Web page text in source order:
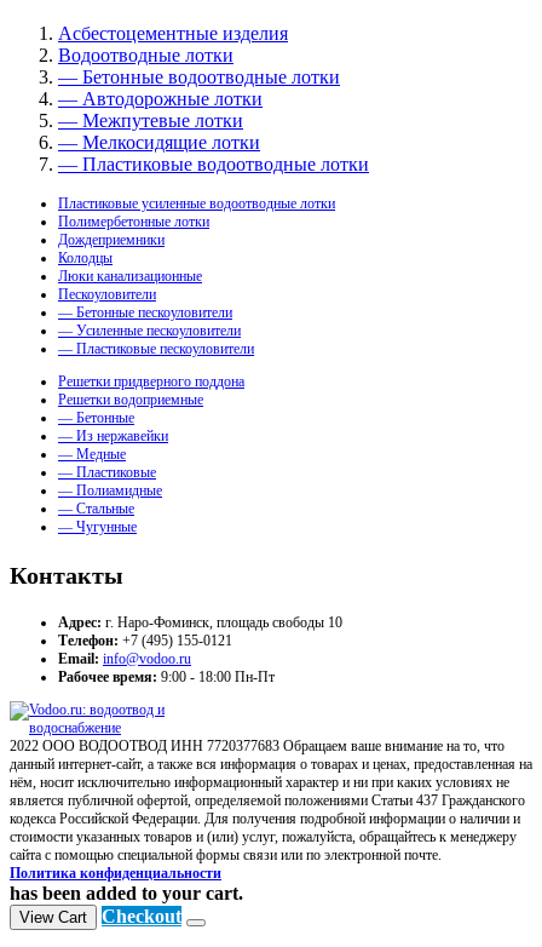
Асбестоцементные изделия
Водоотводные лотки
— Бетонные водоотводные лотки
— Автодорожные лотки
— Межпутевые лотки
— Мелкосидящие лотки
— Пластиковые водоотводные лотки
Пластиковые усиленные водоотводные лотки
Полимербетонные лотки
Дождеприемники
Колодцы
Люки канализационные
Пескоуловители
— Бетонные пескоуловители
— Усиленные пескоуловители
— Пластиковые пескоуловители
Решетки придверного поддона
Решетки водоприемные
— Бетонные
— Из нержавейки
— Медные
— Пластиковые
— Полиамидные
— Стальные
— Чугунные
Контакты
Адрес: г. Наро-Фоминск, площадь свободы 10
Телефон: +7 (495) 155-0121
Email: info@vodoo.ru
Рабочее время: 9:00 - 18:00 Пн-Пт
2022 ООО ВОДООТВОД ИНН 7720377683 Обращаем ваше внимание на то, что
данный интернет-сайт, а также вся информация о товарах и ценах, предоставленная на
нём, носит исключительно информационный характер и ни при каких условиях не
является публичной офертой, определяемой положениями Статьи 437 Гражданского
кодекса Российской Федерации. Для получения подробной информации о наличии и
стоимости указанных товаров и (или) услуг, пожалуйста, обращайтесь к менеджеру
сайта с помощью специальной формы связи или по электронной почте.
Политика конфиденциальности
has been added to your cart.
View Cart Checkout